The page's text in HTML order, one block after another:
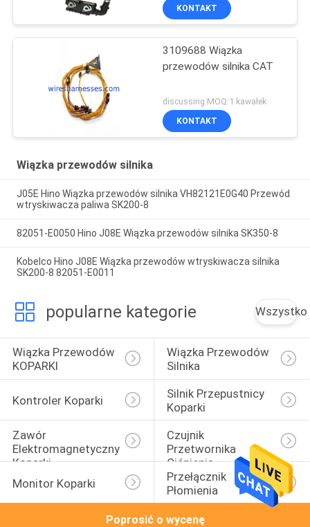
KONTAKT
3109688 Wiązka
przewodów silnika CAT
discussing MOQ:1 kawałek
KONTAKT
Wiązka przewodów silnika
J05E Hino Wiązka przewodów silnika VH82121E0G40 Przewód
wtryskiwacza paliwa SK200-8
82051-E0050 Hino J08E Wiązka przewodów silnika SK350-8
Kobelco Hino J08E Wiązka przewodów wtryskiwacza silnika
SK200-8 82051-E0011
popularne kategorie Wszystko
Wiązka Przewodów
KOPARKI
Wiązka Przewodów
Silnika
Kontroler Koparki
Silnik Przepustnicy
Koparki
Zawór
Elektromagnetyczny
Koparki
Czujnik
Przetwornika
Ciśnienia
Monitor Koparki
Przełącznik
Płomienia
Poprosić o wycenę